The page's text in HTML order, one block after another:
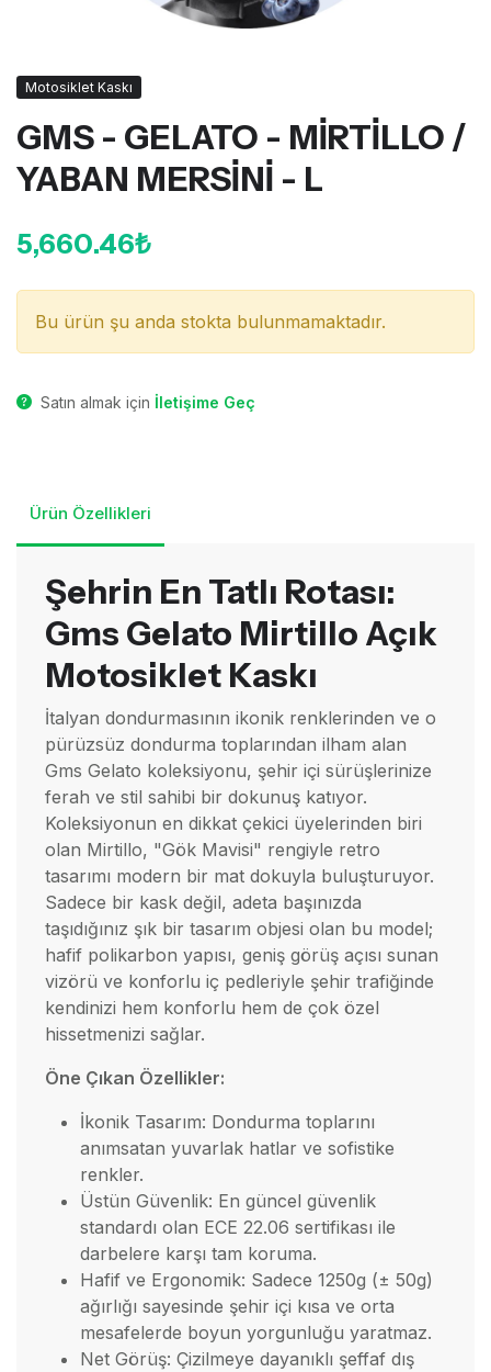
Motosiklet Kaskı
GMS - GELATO - MİRTİLLO /
YABAN MERSİNİ - L
5,660.46₺
Bu ürün şu anda stokta bulunmamaktadır.
Satın almak için İletişime Geç
Ürün Özellikleri
Şehrin En Tatlı Rotası:
Gms Gelato Mirtillo Açık
Motosiklet Kaskı
İtalyan dondurmasının ikonik renklerinden ve o
pürüzsüz dondurma toplarından ilham alan
Gms Gelato koleksiyonu, şehir içi sürüşlerinize
ferah ve stil sahibi bir dokunuş katıyor.
Koleksiyonun en dikkat çekici üyelerinden biri
olan Mirtillo, "Gök Mavisi" rengiyle retro
tasarımı modern bir mat dokuyla buluşturuyor.
Sadece bir kask değil, adeta başınızda
taşıdığınız şık bir tasarım objesi olan bu model;
hafif polikarbon yapısı, geniş görüş açısı sunan
vizörü ve konforlu iç pedleriyle şehir trafiğinde
kendinizi hem konforlu hem de çok özel
hissetmenizi sağlar.
Öne Çıkan Özellikler:
İkonik Tasarım: Dondurma toplarını
anımsatan yuvarlak hatlar ve sofistike
renkler.
Üstün Güvenlik: En güncel güvenlik
standardı olan ECE 22.06 sertifikası ile
darbelere karşı tam koruma.
Hafif ve Ergonomik: Sadece 1250g (± 50g)
ağırlığı sayesinde şehir içi kısa ve orta
mesafelerde boyun yorgunluğu yaratmaz.
Net Görüş: Çizilmeye dayanıklı şeffaf dış